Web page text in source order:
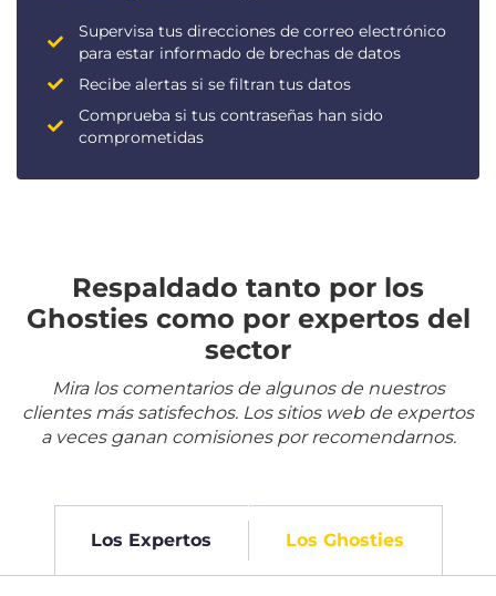
Supervisa tus direcciones de correo electrónico
para estar informado de brechas de datos
Recibe alertas si se filtran tus datos
Comprueba si tus contraseñas han sido
comprometidas
Respaldado tanto por los
Ghosties como por expertos del
sector
Mira los comentarios de algunos de nuestros
clientes más satisfechos. Los sitios web de expertos
a veces ganan comisiones por recomendarnos.
Los Expertos Los Ghosties